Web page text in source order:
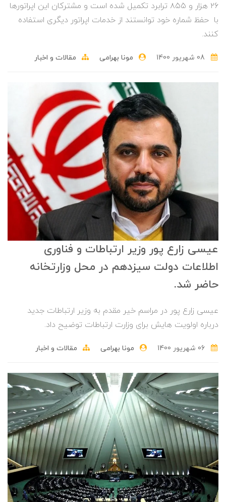
۲۶ هزار و ۸۵۵ ترابرد تکمیل شده است و مشترکان این اپراتورها
با حفظ شماره خود توانستند از خدمات اپراتور دیگری استفاده
کنند.
مونا بهرامی مقالات و اخبار
عیسی زارع پور وزیر ارتباطات و فناوری
اطلاعات دولت سیزدهم در محل وزارتخانه
حاضر شد.
عیسی زارع پور در مراسم خیر مقدم به وزیر ارتباطات جدید
درباره اولویت هایش برای وزارت ارتباطات توضیح داد.
مونا بهرامی مقالات و اخبار